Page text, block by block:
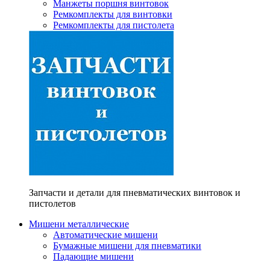
Манжеты поршня винтовок
Ремкомплекты для винтовки
Ремкомплекты для пистолета
Запчасти и детали для пневматических винтовок и
пистолетов
Мишени металлические
Автоматические мишени
Бумажные мишени для пневматики
Падающие мишени